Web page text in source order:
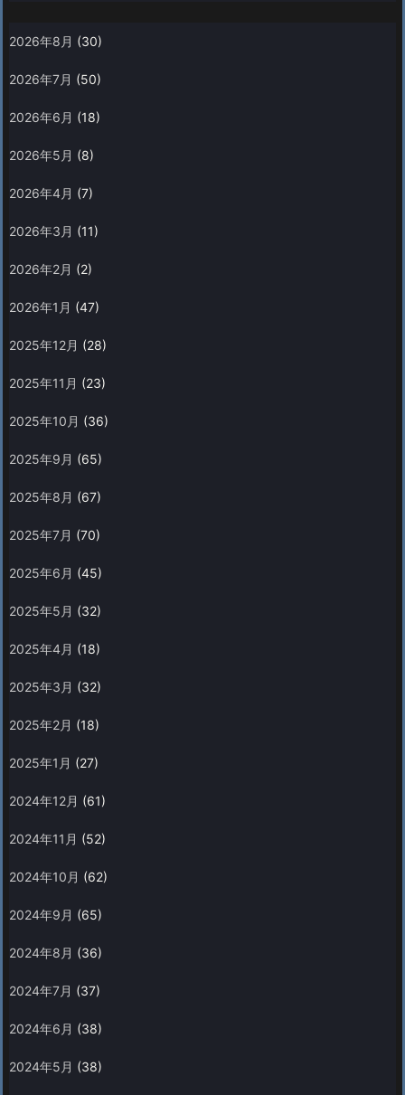
2026年8月 (30)
2026年7月 (50)
2026年6月 (18)
2026年5月 (8)
2026年4月 (7)
2026年3月 (11)
2026年2月 (2)
2026年1月 (47)
2025年12月 (28)
2025年11月 (23)
2025年10月 (36)
2025年9月 (65)
2025年8月 (67)
2025年7月 (70)
2025年6月 (45)
2025年5月 (32)
2025年4月 (18)
2025年3月 (32)
2025年2月 (18)
2025年1月 (27)
2024年12月 (61)
2024年11月 (52)
2024年10月 (62)
2024年9月 (65)
2024年8月 (36)
2024年7月 (37)
2024年6月 (38)
2024年5月 (38)